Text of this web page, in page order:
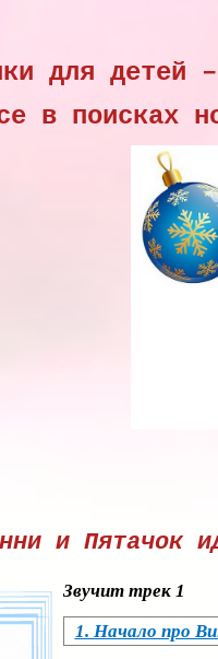
для детей
в поисках
и Пятачок
Звучит трек 1
1. Начало про